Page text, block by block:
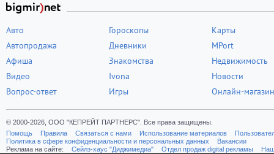
Авто
Автопродажа
Афиша
Видео
Вопрос-ответ
Гороскопы
Дневники
Знакомства
Ivona
Игры
Карты
MPort
Недвижимость
Новости
Онлайн-магазин
© 2000-2026, ООО "КЕПРЕЙТ ПАРТНЕРС". Все права защищены.
Помощь
Правила Связаться с нами Использование материалов
Политика в сфере конфиденциальности и персональных данных
Вакансии
Реклама на сайте:
Cейлз-хаус "Диджимедиа" Отдел продаж digital рекламы